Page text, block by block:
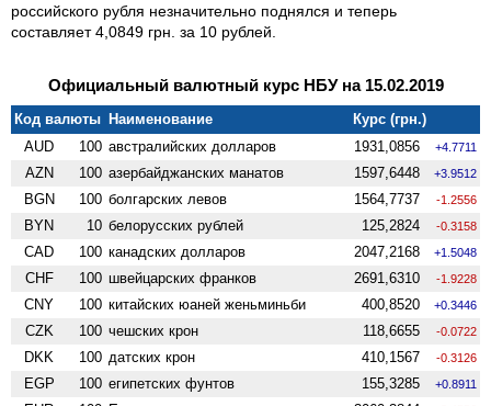
российского рубля незначительно поднялся и теперь
составляет 4,0849 грн. за 10 рублей.
Официальный валютный курс НБУ на 15.02.2019
Код валюты Наименование
Курс (грн.)
AUD
100 австралийских долларов 1931,0856 +4.7711
AZN 100 азербайджанских манатов 1597,6448 +3.9512
BGN 100 болгарских левов 1564,7737 -1.2556
BYN 10 белорусских рублей 125,2824 -0.3158
CAD 100 канадских долларов 2047,2168 +1.5048
CHF 100 швейцарских франков 2691,6310 -1.9228
CNY 100 китайских юаней женьминьби 400,8520 +0.3446
CZK 100 чешских крон 118,6655 -0.0722
DKK 100 датских крон 410,1567 -0.3126
EGP 100 египетских фунтов 155,3285 +0.8911